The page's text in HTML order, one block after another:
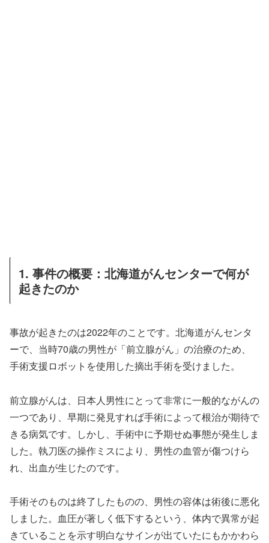
1. 事件の概要：北海道がんセンターで何が
起きたのか
事故が起きたのは2022年のことです。北海道がんセンタ
ーで、当時70歳の男性が「前立腺がん」の治療のため、
手術支援ロボットを使用した摘出手術を受けました。
前立腺がんは、日本人男性にとって非常に一般的ながんの
一つであり、早期に発見すれば手術によって根治が期待で
きる病気です。しかし、手術中に予期せぬ事態が発生しま
した。執刀医の操作ミスにより、男性の血管が傷つけら
れ、出血が生じたのです。
手術そのものは終了したものの、男性の容体は術後に悪化
しました。血圧が著しく低下するという、体内で異常が起
きていることを示す明白なサインが出ていたにもかかわら